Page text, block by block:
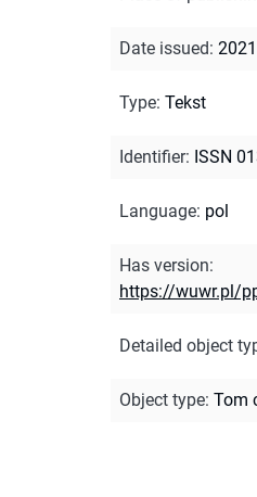
Date issued: 2021
Type: Tekst
Identifier: ISSN
Language: pol
Has version:
https://wuwr.pl/
Detailed object
Object type: Tom